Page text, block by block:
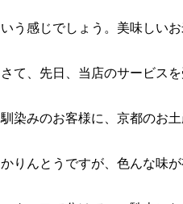
いう感じでしょう。美味しいお
さて、先日、当店のサービス
馴染みのお客様に、京都のお土
かりんとうですが、色んな味が